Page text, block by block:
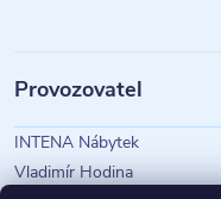
Provozovatel
INTENA Nábytek
Vladimír Hodina